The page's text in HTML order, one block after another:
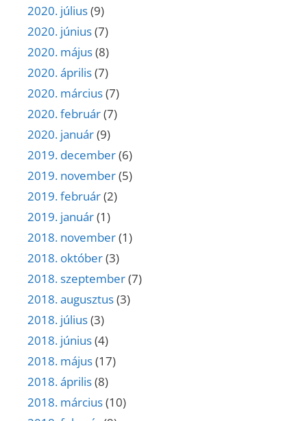
2020. július(9)
2020. június(7)
2020. május(8)
2020. április(7)
2020. március(7)
2020. február(7)
2020. január(9)
2019. december(6)
2019. november(5)
2019. február(2)
2019. január(1)
2018. november(1)
2018. október(3)
2018. szeptember(7)
2018. augusztus(3)
2018. július(3)
2018. június(4)
2018. május(17)
2018. április(8)
2018. március(10)